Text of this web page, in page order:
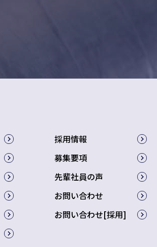
採用情報
募集要項
先輩社員の声
お問い合わせ
お問い合わせ[採用]